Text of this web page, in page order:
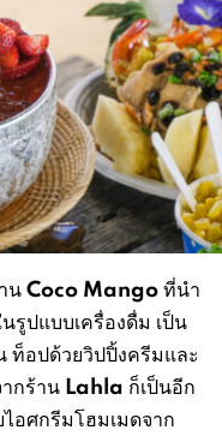
นCoco Mangoที่นำ
รูปแบบเครื่องดื่ม เป็น
ท็อปด้วยวิปปิ้งครีมและ
กร้าน Lahla ก็เป็นอีก
อศกรีมโฮมเมดจาก